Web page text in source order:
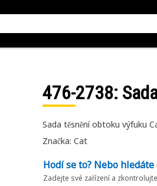
476-2738:
Sada těsnění obtoku výfuku
Značka: Cat
Hodí se to? Nebo hledáte
Zadejte své zařízení a